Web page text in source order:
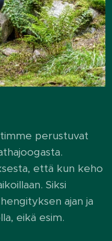
perustuvat
että kun keho
Siksi
ajan ja
eikä esim.